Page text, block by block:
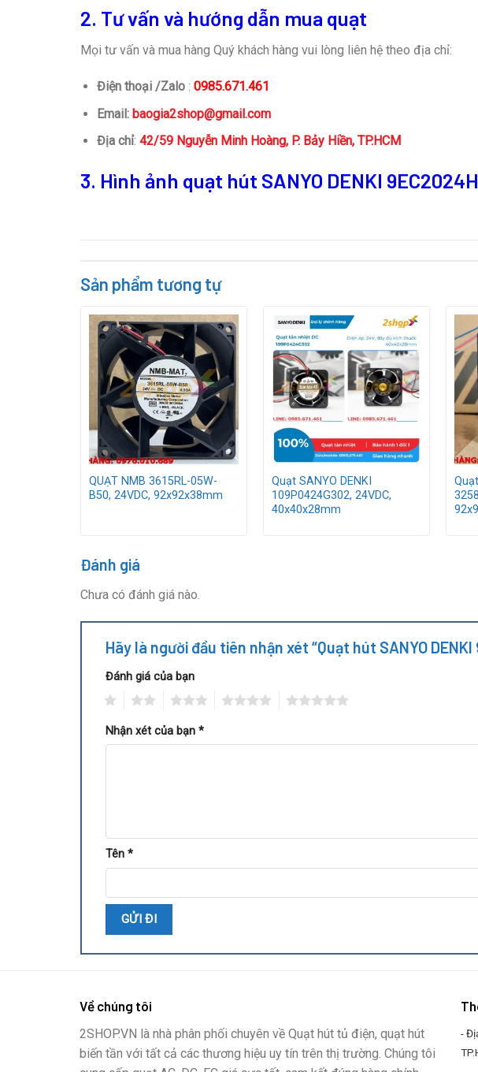
2. Tư vấn và hướng dẫn mua quạt
Mọi tư vấn và mua hàng Quý khách hàng vui lòng liên hệ theo địa chỉ:
Điện thoại /Zalo: 0985.671.461
Email: baogia2shop@gmail.com
Địa chỉ: 42/59 Nguyễn Minh Hoàng, P. Bảy Hiền, TP.HCM
3. Hình ảnh quạt hút SANYO DENKI
Sản phẩm tương tự
QUẠT NMB 3615RL-05W-
B50, 24VDC, 92x92x38mm
Quạt SANYO DENKI
109P0424G302, 24VDC,
40x40x28mm
Đánh giá
Chưa có đánh giá nào.
Hãy là người đầu tiên nhận xét “Quạt hút SANYO
Đánh giá của bạn
Nhận xét của bạn *
Tên *
Về chúng tôi
2SHOP.VN là nhà phân phối chuyên về Quạt hút tủ điện, quạt hút
biến tần với tất cả các thương hiệu uy tín trên thị trường. Chúng tôi
-